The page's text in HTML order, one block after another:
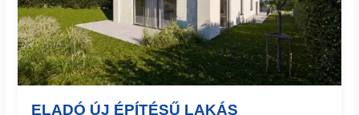
ELADÓ ÚJ ÉPÍTÉSŰ LAKÁS